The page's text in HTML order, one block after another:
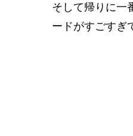
そして帰りに一
ードがすごすぎ